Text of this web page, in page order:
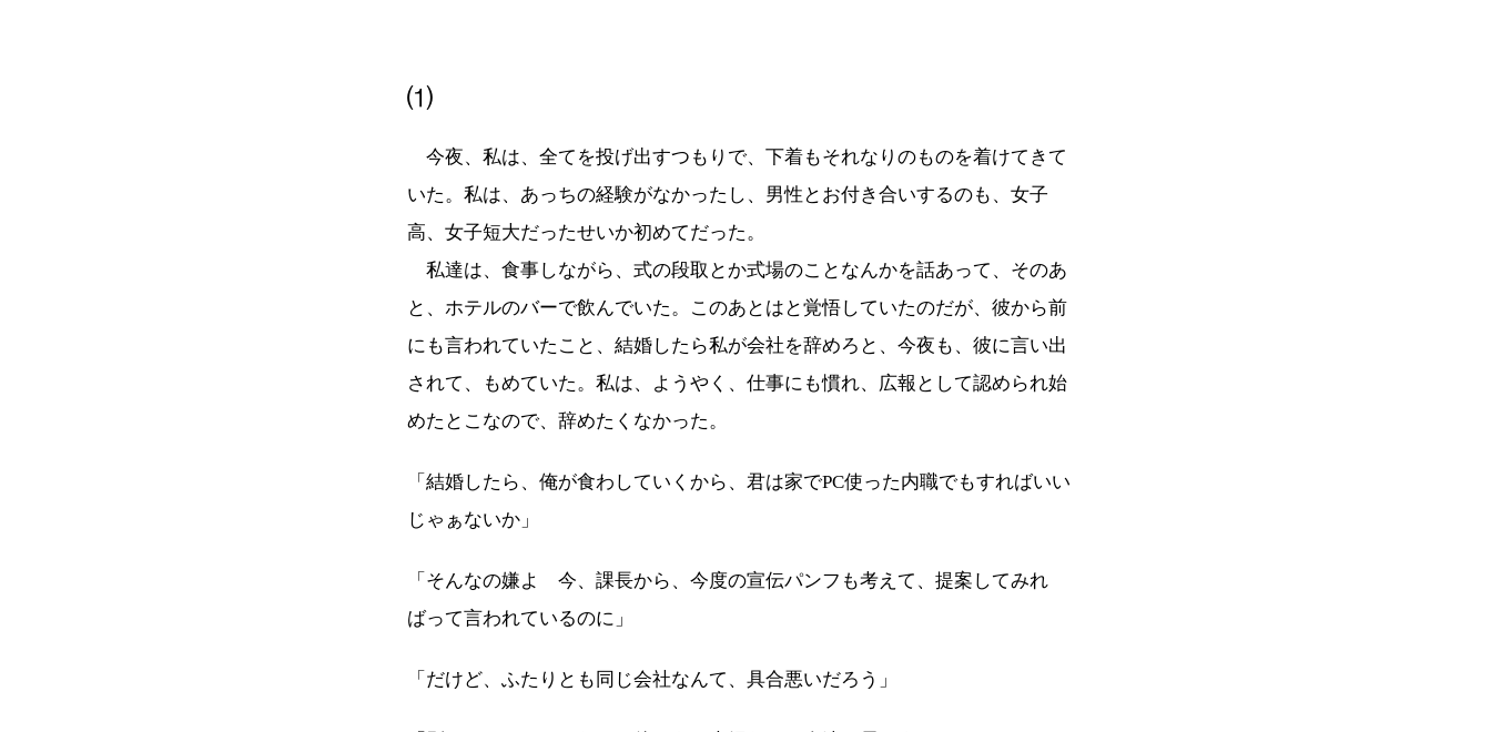
⑴
今夜、私は、全てを投げ出すつもりで、下着もそれなりのものを着けてきて
いた。私は、あっちの経験がなかったし、男性とお付き合いするのも、女子
高、女子短大だったせいか初めてだった。
私達は、食事しながら、式の段取とか式場のことなんかを話あって、そのあ
と、ホテルのバーで飲んでいた。このあとはと覚悟していたのだが、彼から前
にも言われていたこと、結婚したら私が会社を辞めろと、今夜も、彼に言い出
されて、もめていた。私は、ようやく、仕事にも慣れ、広報として認められ始
めたとこなので、辞めたくなかった。
「結婚したら、俺が食わしていくから、君は家でPC使った内職でもすればいい
じゃぁないか」
「そんなの嫌よ 今、課長から、今度の宣伝パンフも考えて、提案してみれ
ばって言われているのに」
「だけど、ふたりとも同じ会社なんて、具合悪いだろう」